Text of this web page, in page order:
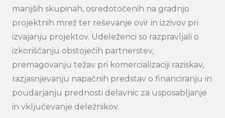
manjših skupinah, osredotočenih na gradnjo
projektnih mrež ter reševanje ovir in izzivov pri
izvajanju projektov. Udeleženci so razpravljali o
izkoriščanju obstoječih partnerstev,
premagovanju težav pri komercializaciji raziskav,
razjasnjevanju napačnih predstav o financiranju in
poudarjanju prednosti delavnic za usposabljanje
in vključevanje deležnikov.